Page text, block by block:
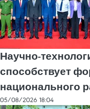
Научно-
способствует
национального
05/08/2026 18:04